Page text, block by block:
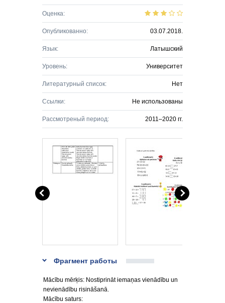
Оценка:
Опубликованно: 03.07.2018.
Язык: Латышский
Уровень: Университет
Литературный список: Нет
Ссылки: Не использованы
Рассмотреный период: 2011–2020 гг.
Фрагмент работы
Mācību mērķis: Nostiprināt iemaņas vienādību un
nevienādību risināšanā.
Mācību saturs: